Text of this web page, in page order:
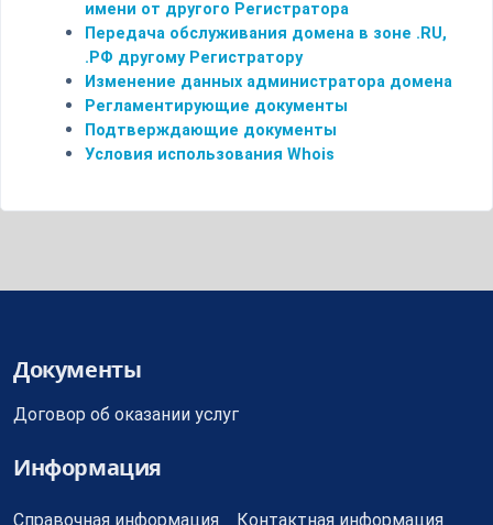
имени от другого Регистратора
Передача обслуживания домена в зоне .RU,
.РФ другому Регистратору
Изменение данных администратора домена
Регламентирующие документы
Подтверждающие документы
Условия использования Whois
Документы
Договор об оказании услуг
Информация
Справочная информация Контактная информация